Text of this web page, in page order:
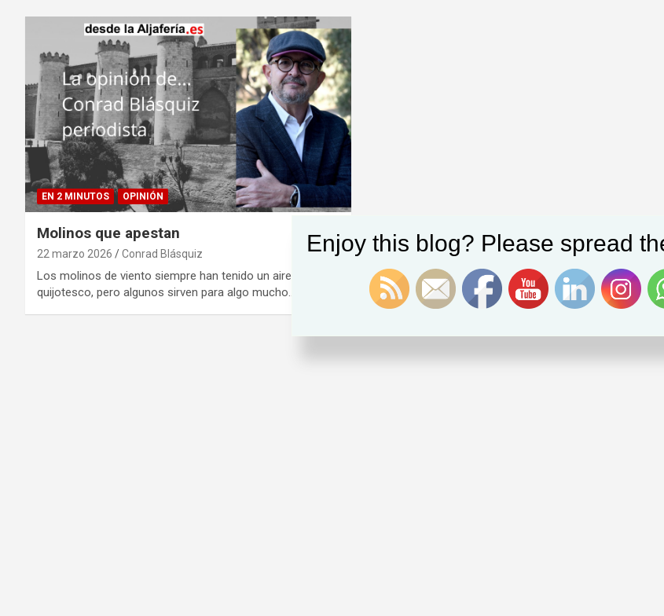
EN 2 MINUTOS OPINIÓN
Molinos que apestan
22 marzo 2026 Conrad Blásquiz
Los molinos de viento siempre han tenido un aire
quijotesco, pero algunos sirven para algo mucho…
Enjoy this blog? Please spread